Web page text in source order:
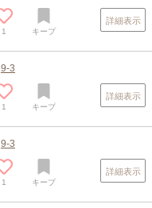
1 キープ
詳細表示
9-3
1 キープ
詳細表示
9-3
1 キープ
詳細表示